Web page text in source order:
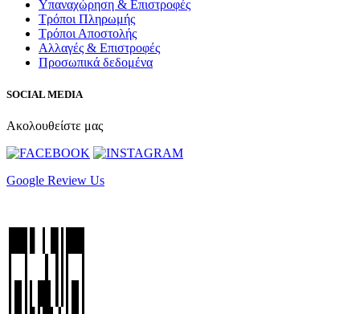
Υπαναχώρηση & Επιστροφές
Τρόποι Πληρωμής
Τρόποι Αποστολής
Αλλαγές & Επιστροφές
Προσωπικά δεδομένα
SOCIAL MEDIA
Ακολουθείστε μας
Google Review Us